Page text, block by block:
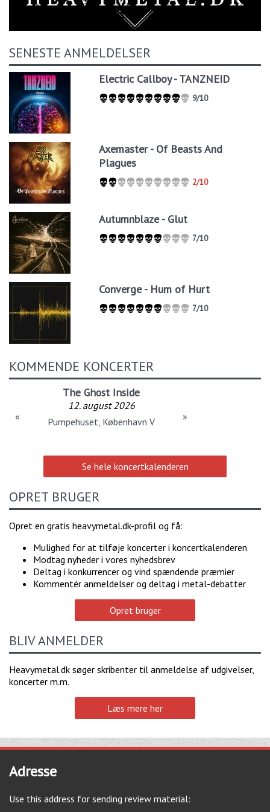
SENESTE ANMELDELSER
Electric Callboy - TANZNEID
9/10
Axemaster - Of Beasts And
Plagues
2/10
Autumnblaze - Glut
7/10
Converge - Hum of Hurt
7/10
KOMMENDE KONCERTER
The Ghost Inside
12. august 2026
Pumpehuset, København V
« »
Se hele koncertkalenderen
OPRET BRUGER
Opret en gratis heavymetal.dk-profil og få:
Mulighed for at tilføje koncerter i koncertkalenderen
Modtag nyheder i vores nyhedsbrev
Deltag i konkurrencer og vind spændende præmier
Kommentér anmeldelser og deltag i metal-debatter
Opret bruger
BLIV ANMELDER
Heavymetal.dk søger skribenter til anmeldelse af udgivelser,
koncerter m.m.
Læs mere her
Adresse
Use this address for sending review material: